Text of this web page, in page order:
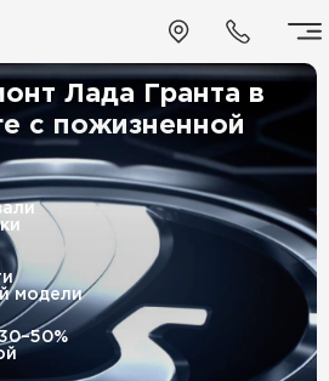
Лада Гранта в
с пожизненной
модели